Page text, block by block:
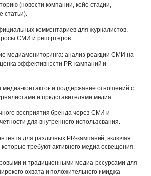
(новости компании, кейс-стадии,
статьи).
комментариев для журналистов,
СМИ и репортеров.
медиамониторинга: анализ реакции СМИ на
эффективности PR-кампаний и
медиа-контактов и поддержание отношений с
и представителями медиа.
восприятия бренда через СМИ и
для внутреннего использования.
для различных PR-кампаний, включая
требуют активного медиа-освещения.
и традиционными медиа-ресурсами для
охвата и положительного имиджа